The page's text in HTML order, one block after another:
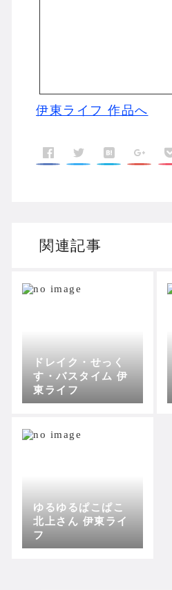
伊東ライフ 作品へ
関連記事
ドレイク・せっく
す・バスタイム 伊
東ライフ
ゆるゆるぱこぱこ
北上さん 伊東ライ
フ